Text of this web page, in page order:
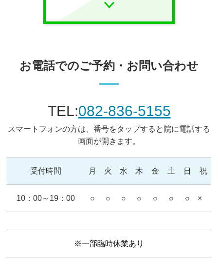
お電話でのご予約・お問い合わせ
TEL:082-836-5155
スマートフォンの方は、番号をタップすると院に電話する
画面が開きます。
受付時間 月 火 水 木 金 土 日 祝
10：00～19：00 ○ ○ ○ ○ ○ ○ ○ ×
※一部臨時休業あり